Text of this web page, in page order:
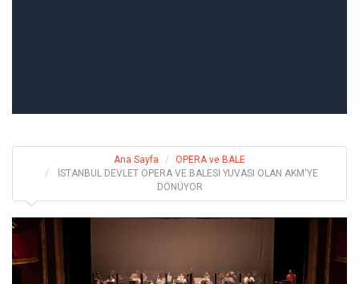
Ana Sayfa
OPERA ve BALE
İSTANBUL DEVLET OPERA VE BALESİ YUVASI OLAN AKM'YE
DÖNÜYOR